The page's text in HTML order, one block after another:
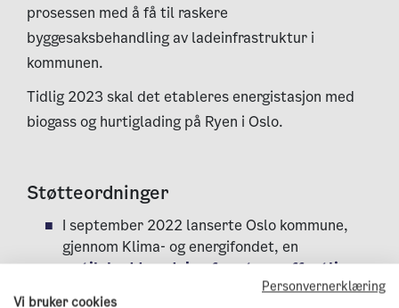
prosessen med å få til raskere
byggesaksbehandling av ladeinfrastruktur i
kommunen.
Tidlig 2023 skal det etableres energistasjon med
biogass og hurtiglading på Ryen i Oslo.
Støtteordninger
I september 2022 lanserte Oslo kommune,
gjennom Klima- og energifondet, en
nytilskuddsordning for store offentlig
Personvernerklæring
Vi bruker cookies